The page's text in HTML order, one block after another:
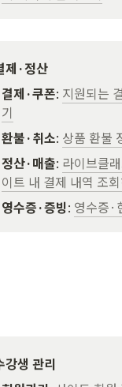
제·정산
결제·쿠폰: 지원되는
기
환불·취소: 상품 환불
정산·매출: 라이브클
이트 내 결제 내역 조
영수증·증빙: 영수증·
강생 관리